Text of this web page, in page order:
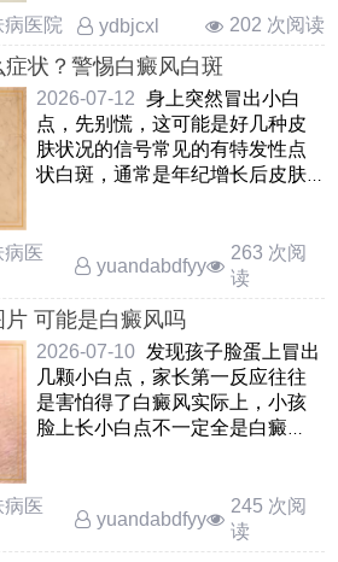
病医院
ydbjcxl 202 次阅读
状？警惕白癜风白斑
2026-07-12 身上突然冒出小白
点，先别慌，这可能是好几种皮
肤状况的信号常见的有特发性点
状白斑，通常是年纪增长后皮肤
病医
yuandabdfyy
263 次阅
读
可能是白癜风吗
2026-07-10 发现孩子脸蛋上冒出
几颗小白点，家长第一反应往往
是害怕得了白癜风实际上，小孩
脸上长小白点不一定全是白癜
病医
yuandabdfyy
245 次阅
读